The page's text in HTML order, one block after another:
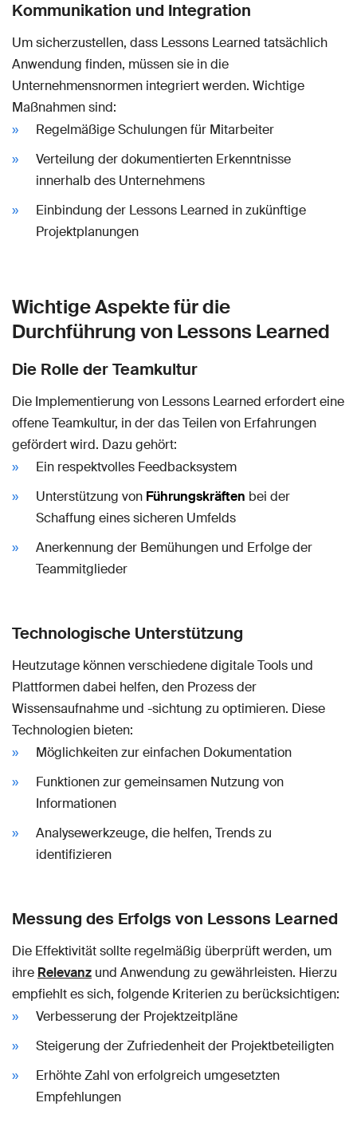
Kommunikation und Integration
Um sicherzustellen, dass Lessons Learned tatsächlich
Anwendung finden, müssen sie in die
Unternehmensnormen integriert werden. Wichtige
Maßnahmen sind:
Regelmäßige Schulungen für Mitarbeiter
Verteilung der dokumentierten Erkenntnisse
innerhalb des Unternehmens
Einbindung der Lessons Learned in zukünftige
Projektplanungen
Wichtige Aspekte für die
Durchführung von Lessons Learned
Die Rolle der Teamkultur
Die Implementierung von Lessons Learned erfordert eine
offene Teamkultur, in der das Teilen von Erfahrungen
gefördert wird. Dazu gehört:
Ein respektvolles Feedbacksystem
Unterstützung von Führungskräften bei der
Schaffung eines sicheren Umfelds
Anerkennung der Bemühungen und Erfolge der
Teammitglieder
Technologische Unterstützung
Heutzutage können verschiedene digitale Tools und
Plattformen dabei helfen, den Prozess der
Wissensaufnahme und -sichtung zu optimieren. Diese
Technologien bieten:
Möglichkeiten zur einfachen Dokumentation
Funktionen zur gemeinsamen Nutzung von
Informationen
Analysewerkzeuge, die helfen, Trends zu
identifizieren
Messung des Erfolgs von Lessons Learned
Die Effektivität sollte regelmäßig überprüft werden, um
ihre Relevanz und Anwendung zu gewährleisten. Hierzu
empfiehlt es sich, folgende Kriterien zu berücksichtigen:
Verbesserung der Projektzeitpläne
Steigerung der Zufriedenheit der Projektbeteiligten
Erhöhte Zahl von erfolgreich umgesetzten
Empfehlungen